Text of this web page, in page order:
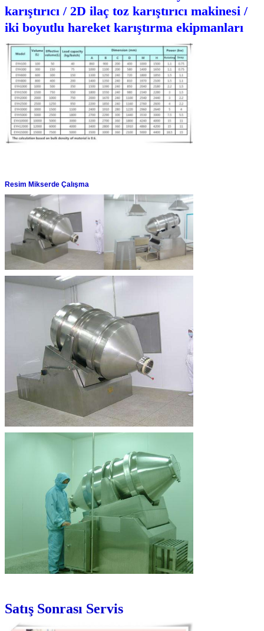
karıştırıcı / 2D ilaç toz karıştırıcı makinesi /
iki boyutlu hareket karıştırma ekipmanları
Resim Mikserde Çalışma
Satış Sonrası Servis